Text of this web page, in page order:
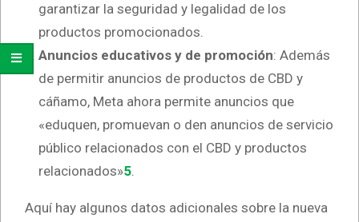
garantizar la seguridad y legalidad de los
productos promocionados.
Anuncios educativos y de promoción: Además
de permitir anuncios de productos de CBD y
cáñamo, Meta ahora permite anuncios que
«eduquen, promuevan o den anuncios de servicio
público relacionados con el CBD y productos
relacionados»5.
Aquí hay algunos datos adicionales sobre la nueva